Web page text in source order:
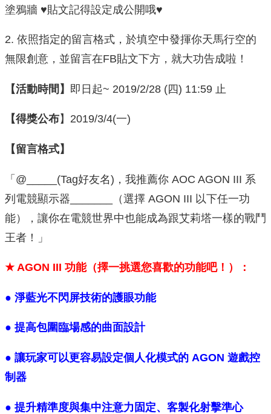
塗鴉牆 ♥貼文記得設定成公開哦♥
2. 依照指定的留言格式，於填空中發揮你天馬行空的
無限創意，並留言在FB貼文下方，就大功告成啦！
【活動時間】 即日起~ 2019/2/28 (四) 11:59 止
【得獎公布】2019/3/4(一)
【留言格式】
「@_____(Tag好友名)，我推薦你 AOC AGON III 系
列電競顯示器_______（選擇 AGON III 以下任一功
能），讓你在電競世界中也能成為跟艾莉塔一樣的戰鬥
王者！」
★ AGON III 功能（擇一挑選您喜歡的功能吧！）：
● 淨藍光不閃屏技術的護眼功能
● 提高包圍臨場感的曲面設計
● 讓玩家可以更容易設定個人化模式的 AGON 遊戲控
制器
● 提升精準度與集中注意力固定、客製化射擊準心